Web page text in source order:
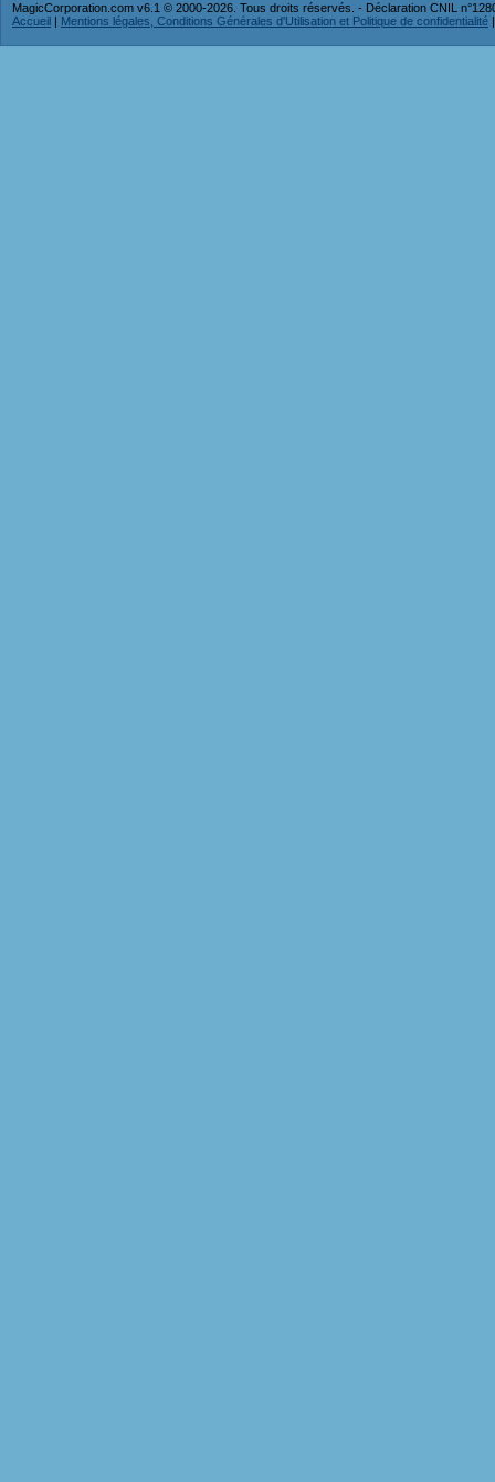
MagicCorporation.com v6.1 © 2000-2026. Tous droits réservés. - Déclaration CNIL
Accueil | Mentions légales, Conditions Générales d'Utilisation et Politique de confidentialité